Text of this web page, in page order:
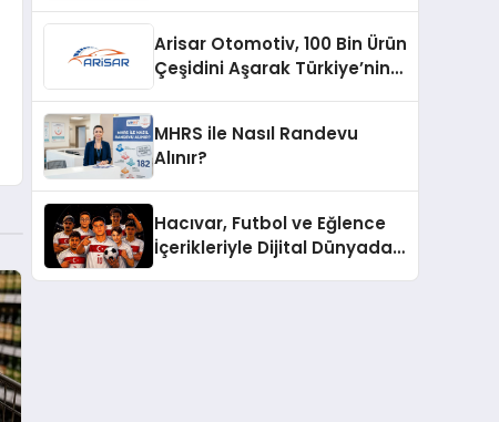
Arisar Otomotiv, 100 Bin Ürün
Çeşidini Aşarak Türkiye’nin
Platformlarından Biri Oldu
MHRS ile Nasıl Randevu
Alınır?
Hacıvar, Futbol ve Eğlence
İçerikleriyle Dijital Dünyada